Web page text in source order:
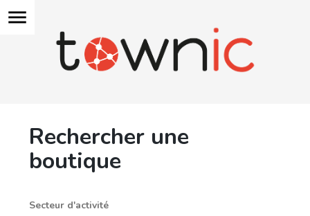
menu
Rechercher une
boutique
Secteur d'activité